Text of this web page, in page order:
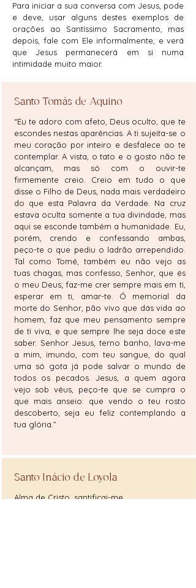
Para iniciar a sua conversa com Jesus, pode
e deve, usar alguns destes exemplos de
orações ao Santíssimo Sacramento, mas
depois, fale com Ele informalmente, e verá
que Jesus permanecerá em si numa
intimidade muito maior.
Santo Tomás de Aquino
“Eu te adoro com afeto, Deus oculto, que te
escondes nestas aparências. A ti sujeita-se o
meu coração por inteiro e desfalece ao te
contemplar. A vista, o tato e o gosto não te
alcançam, mas só com o ouvir-te
firmemente creio. Creio em tudo o que
disse o Filho de Deus, nada mais verdadeiro
do que esta Palavra da Verdade. Na cruz
estava oculta somente a tua divindade, mas
aqui se esconde também a humanidade. Eu,
porém, crendo e confessando ambas,
peço-te o que pediu o ladrão arrependido.
Tal como Tomé, também eu não vejo as
tuas chagas, mas confesso, Senhor, que és
o meu Deus; faz-me crer sempre mais em ti,
esperar em ti, amar-te. Ó memorial da
morte do Senhor, pão vivo que dás vida ao
homem, faz que meu pensamento sempre
de ti viva, e que sempre lhe seja doce este
saber. Senhor Jesus, terno banho, lava-me
a mim, imundo, com teu sangue, do qual
uma só gota já pode salvar o mundo de
todos os pecados. Jesus, a quem agora
vejo sob véus, peço-te que se cumpra o
que mais anseio: que vendo o teu rosto
descoberto, seja eu feliz contemplando a
tua glória.”
Santo Inácio de Loyola
Alma de Cristo, santificai-me.